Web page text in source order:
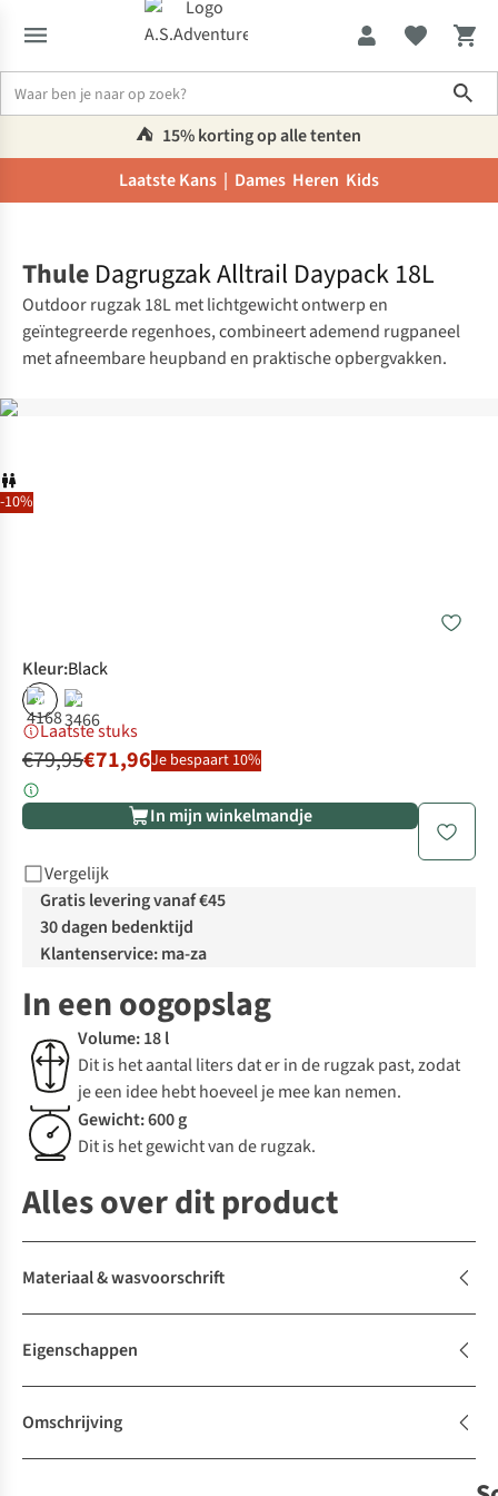
⛺️ 15% korting op alle tenten
Laatste Kans | Dames Heren Kids
-10%
Thule Dagrugzak Alltrail Daypack 18L
Outdoor rugzak 18L met lichtgewicht ontwerp en
geïntegreerde regenhoes, combineert ademend rugpaneel
met afneembare heupband en praktische opbergvakken.
Kleur:Black
% %
Laatste stuks
€79,95€71,96Je bespaart 10%
In mijn winkelmandje
Vergelijk
Gratis levering vanaf €45
30 dagen bedenktijd
Klantenservice: ma-za
In een oogopslag
Volume: 18 l
Dit is het aantal liters dat er in de rugzak past, zodat
je een idee hebt hoeveel je mee kan nemen.
Gewicht: 600 g
Dit is het gewicht van de rugzak.
Alles over dit product
Materiaal & wasvoorschrift
Eigenschappen
Omschrijving